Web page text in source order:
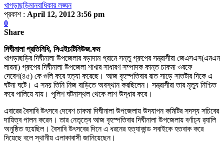
খাগড়াছড়িমানবাধিকার লঙ্ঘন
প্রকাশ : April 12, 2012 3:56 pm
0
Share
দিঘীনালা প্রতিনিধি, সিএইচটিনিউজ.কম
খাগড়াছড়ির দিঘীনালা উপজেলার বড়াদাম গ্রামে সন্তু গ্রুপের সন্ত্রাসীরা জেএসএস(এমএন
লারমা) গ্রুপের দিঘীনালা উপজেলা শাখার সাধারণ সম্পাদক কান্ত চাকমা ওরফে
দেবেশ(৪৫) কে গুলি করে হত্যা করেছে। আজ বৃহস্পতিবার রাত সাড়ে সাতটার দিকে এ
ঘটনা ঘটে। এ সময় তিনি নিজ বাড়িতে অবস্থান করছিলেন। সন্ত্রাসীরা তার মৃত্যু নিশ্চিত
করে পালিয়ে যায়। পুলিশ ঘটনাস্থল থেকে লাশ উদ্ধার করে।
এবারের বৈসাবি উৎসবে দেবেশ চাকমা দিঘীনালা উপজেলায় উদযাপন কমিটির সদস্য সচিবের
দায়িত্ব পালন করেন। তার নেতৃত্বে আজ বৃহস্পতিবার দিঘীনালা উপজেলায় বর্ণাঢ্য র‌্যালি
অনুষ্ঠিত হয়েছিল। বৈসাবি উৎসবের দিনে এ ধরনের হত্যাকান্ড সবাইকে হতবাক করে
দিয়েছে বলে স্থানীয় এলাকাবাসী জানিয়েছেন।